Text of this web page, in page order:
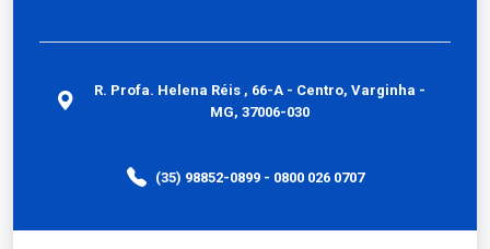
R. Profa. Helena Réis , 66-A - Centro, Varginha -
MG, 37006-030
(35) 98852-0899 - 0800 026 0707